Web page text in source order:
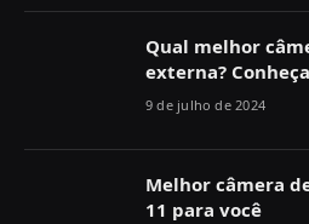
Qual melhor
externa?
9 de julho de 2024
Melhor câmera
11 para você